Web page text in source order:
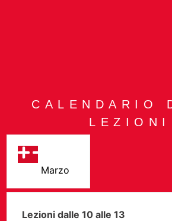
CALENDARIO
LEZIONI
Marzo
Lezioni dalle 10 alle 13